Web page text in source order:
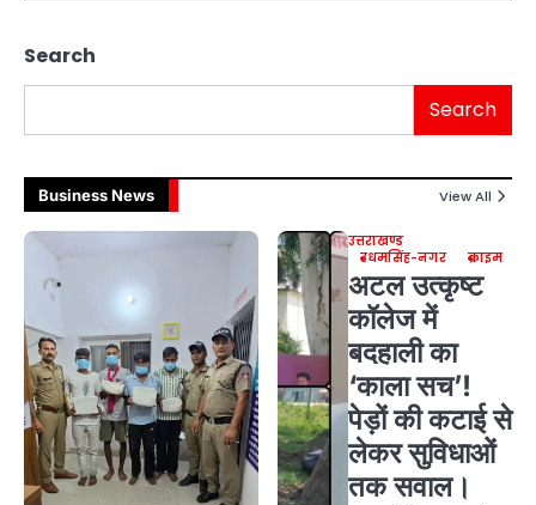
Search
Search
Business News View All
उत्तराखण्ड
उधमसिंह-नगर
क्राइम
अटल उत्कृष्ट
कॉलेज में
बदहाली का
‘काला सच’!
पेड़ों की कटाई से
लेकर सुविधाओं
तक सवाल।